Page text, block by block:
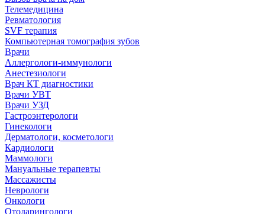
Телемедицина
Ревматология
SVF терапия
Компьютерная томография зубов
Врачи
Аллергологи-иммунологи
Анестезиологи
Врач КТ диагностики
Врачи УВТ
Врачи УЗД
Гастроэнтерологи
Гинекологи
Дерматологи, косметологи
Кардиологи
Маммологи
Мануальные терапевты
Массажисты
Неврологи
Онкологи
Отоларингологи